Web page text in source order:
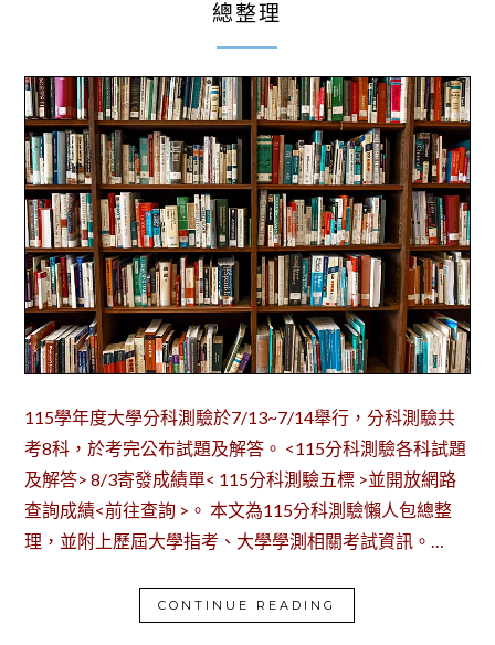
總整理
115學年度大學分科測驗於7/13~7/14舉行，分科測驗共
考8科，於考完公布試題及解答。 <115分科測驗各科試題
及解答> 8/3寄發成績單< 115分科測驗五標 >並開放網路
查詢成績<前往查詢 >。 本文為115分科測驗懶人包總整
理，並附上歷屆大學指考、大學學測相關考試資訊。…
CONTINUE READING